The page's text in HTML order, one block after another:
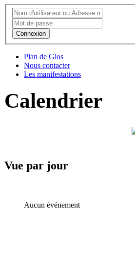
Connexion
Plan de Glos
Nous contacter
Les manifestations
Calendrier
Vue par jour
Aucun événement